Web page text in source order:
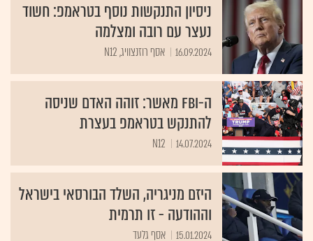
ניסיון התנקשות נוסף בטראמפ: חשוד
נעצר עם רובה ומצלמה
16.09.2024 אסף רוזנצוויג, N12
ה-FBI מאשר: זוהה האדם שניסה
להתנקש בטראמפ בעצרת
14.07.2024
N12
היזם מניגריה, השלד הבורסאי בישראל
וההודעה - זו תרמית
15.01.2024 אסף גלעד